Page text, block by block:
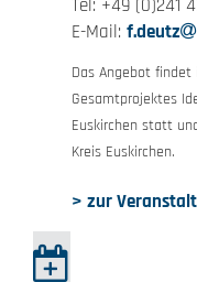
Tel: +49 (0)241
E-Mail: f.deutz
Das Angebot
Gesamtprojektes
Euskirchen statt
Kreis Euskirchen.
> zur